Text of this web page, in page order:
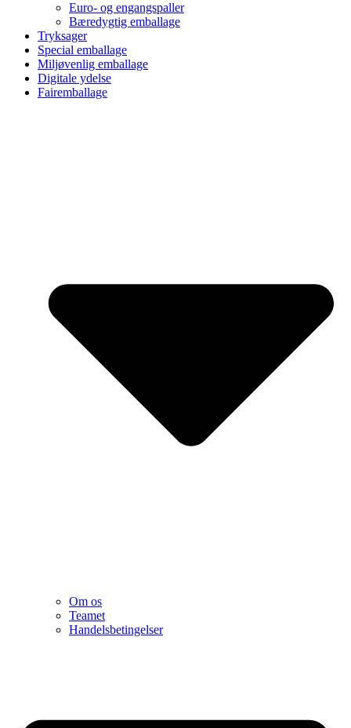
Euro- og engangspaller
Bæredygtig emballage
Tryksager
Special emballage
Miljøvenlig emballage
Digitale ydelse
Fairemballage
Om os
Teamet
Handelsbetingelser